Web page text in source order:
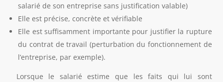
salarié de son entreprise sans justification valable)
Elle est précise, concrète et vérifiable
Elle est suffisamment importante pour justifier la rupture
du contrat de travail (perturbation du fonctionnement de
l’entreprise, par exemple).
Lorsque le salarié estime que les faits qui lui sont